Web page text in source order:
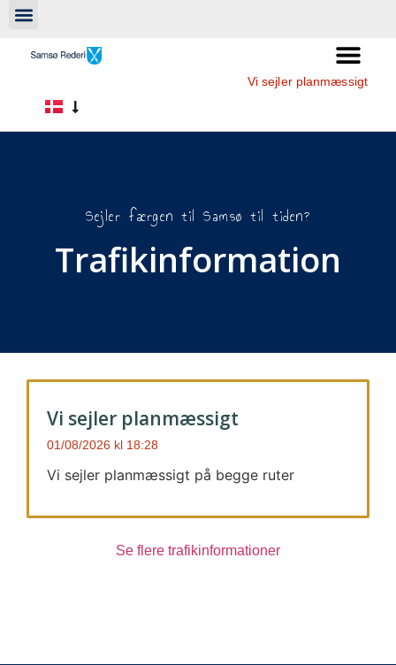
Vi sejler planmæssigt
Sejler færgen til Samsø til tiden?
Trafikinformation
Vi sejler planmæssigt
01/08/2026 18:28
Vi sejler planmæssigt på begge ruter
Se flere trafikinformationer